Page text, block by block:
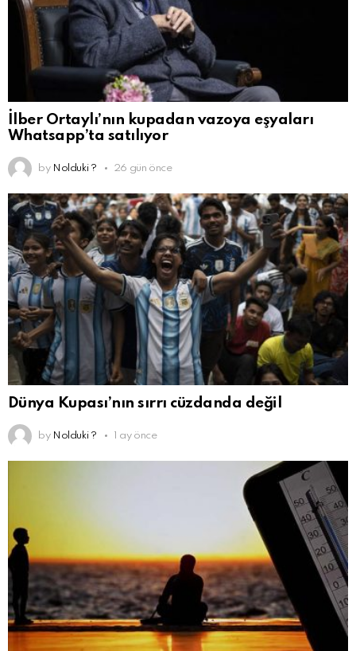
İlber Ortaylı’nın kupadan vazoya eşyaları
Whatsapp’ta satılıyor
by Nolduki ? 26 gün önce
Dünya Kupası’nın sırrı cüzdanda değil
by Nolduki ? 1 ay önce